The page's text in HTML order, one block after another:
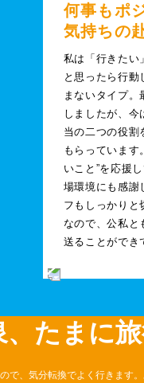
何事もポ
気持ちの
私は「行きたい
と思ったら行動
まないタイプ。
しましたが、今
当の二つの役割
もらっています
いこと”を応援
場環境にも感謝
フもしっかりと
なので、公私と
送ることができ
、たまに
で、気分転換でよく行きます